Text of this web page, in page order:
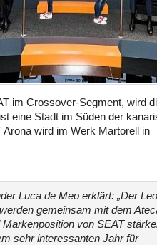
im Crossover-Segment, wird
eine Stadt im Süden der
Arona wird im Werk Martorell in
Luca de Meo erklärt: „Der
gemeinsam mit dem
von SEAT
sehr interessanten Jahr für